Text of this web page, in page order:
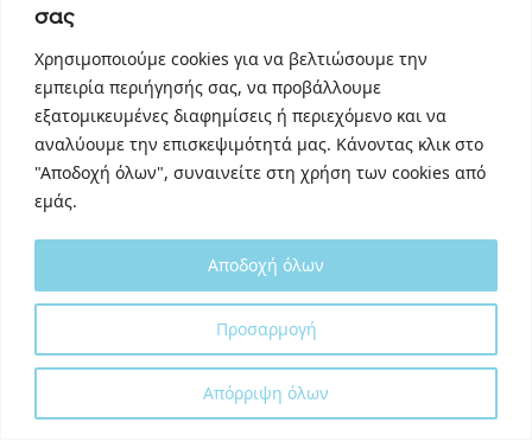
σας
Χρησιμοποιούμε cookies για να βελτιώσουμε την
εμπειρία περιήγησής σας, να προβάλλουμε
εξατομικευμένες διαφημίσεις ή περιεχόμενο και να
αναλύουμε την επισκεψιμότητά μας. Κάνοντας κλικ στο
"Αποδοχή όλων", συναινείτε στη χρήση των cookies από
εμάς.
Προσαρμογή
Απόρριψη όλων
Αποδοχή όλων
Instagram
TikTok
Behance
Youtube
Designed and developed with